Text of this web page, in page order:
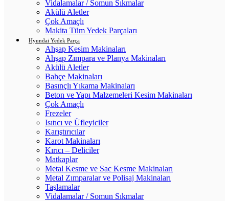
Vidalamalar / Somun Sıkmalar
Akülü Aletler
Çok Amaçlı
Makita Tüm Yedek Parçaları
Hyundai Yedek Parça
Ahşap Kesim Makinaları
Ahşap Zımpara ve Planya Makinaları
Akülü Aletler
Bahçe Makinaları
Basınçlı Yıkama Makinaları
Beton ve Yapı Malzemeleri Kesim Makinaları
Çok Amaçlı
Frezeler
Isıtıcı ve Üfleyiciler
Karıştırıcılar
Karot Makinaları
Kırıcı – Deliciler
Matkaplar
Metal Kesme ve Sac Kesme Makinaları
Metal Zımparalar ve Polisaj Makinaları
Taşlamalar
Vidalamalar / Somun Sıkmalar